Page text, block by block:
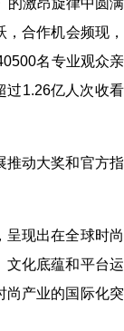
的激昂旋律中圆
，合作机会频现
名专业观众
过1.26亿人次收
推动大奖和官方
呈现出在全球时
文化底蕴和平台
尚产业的国际化